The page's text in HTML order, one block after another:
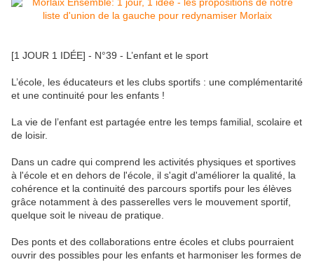
[1 JOUR 1 IDÉE] - N°39 - L’enfant et le sport
L’école, les éducateurs et les clubs sportifs : une complémentarité
et une continuité pour les enfants !
La vie de l’enfant est partagée entre les temps familial, scolaire et
de loisir.
Dans un cadre qui comprend les activités physiques et sportives
à l'école et en dehors de l'école, il s'agit d'améliorer la qualité, la
cohérence et la continuité des parcours sportifs pour les élèves
grâce notamment à des passerelles vers le mouvement sportif,
quelque soit le niveau de pratique.
Des ponts et des collaborations entre écoles et clubs pourraient
ouvrir des possibles pour les enfants et harmoniser les formes de